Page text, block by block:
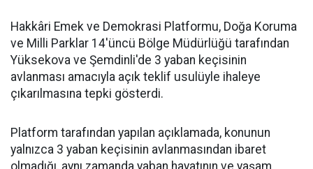
Hakkâri Emek ve Demokrasi Platformu, Doğa Koruma
ve Milli Parklar 14'üncü Bölge Müdürlüğü tarafından
Yüksekova ve Şemdinli'de 3 yaban keçisinin
avlanması amacıyla açık teklif usulüyle ihaleye
çıkarılmasına tepki gösterdi.
Platform tarafından yapılan açıklamada, konunun
yalnızca 3 yaban keçisinin avlanmasından ibaret